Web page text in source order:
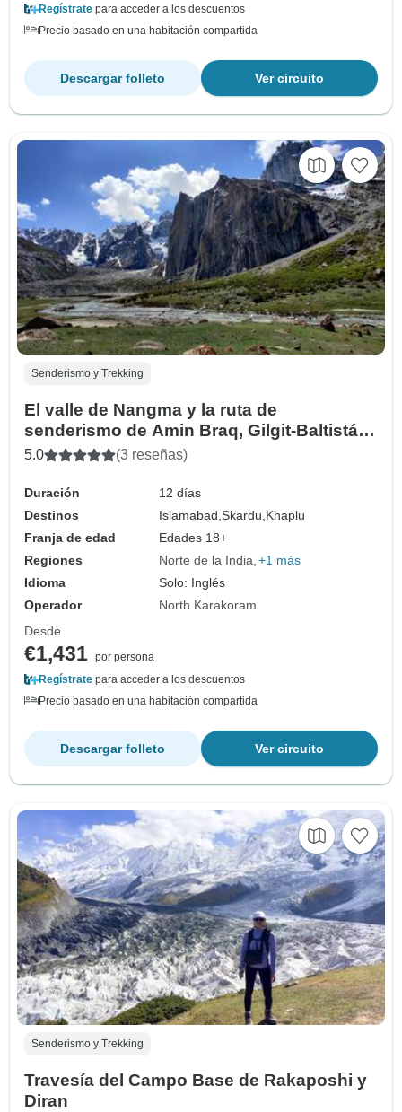
Regístrate para acceder a los descuentos
Precio basado en una habitación compartida
Ver circuito
Descargar folleto
Senderismo y Trekking
El valle de Nangma y la ruta de
senderismo de Amin Braq, Gilgit-Baltistán,
Pakistán
5.0 (3 reseñas)
Duración
12 días
Destinos
Islamabad,Skardu, Khaplu
Franja de edad
Edades 18+
Regiones
Norte de la India +1 más
Idioma
Solo: Inglés
Operador
North Karakoram
Desde
€1,431 por persona
Regístrate para acceder a los descuentos
Precio basado en una habitación compartida
Ver circuito
Descargar folleto
Senderismo y Trekking
Travesía del Campo Base de Rakaposhi y
Diran